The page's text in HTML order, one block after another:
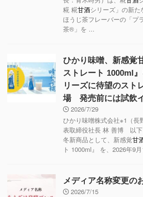
糀 糀甘酒シリーズ」の新た
ほうじ茶フレーバーの「プ
茶®」を ...
ひかり味噌、新感覚
ストレート 1000ml
リーズに待望のスト
場 発売前には試飲
2026/7/29
ひかり味噌株式会社※1（長
表取締役社長 林 善博 以下
冬新商品として、新感覚甘
ト 1000ml』 を、2026年9
メディア名称変更の
2026/7/15